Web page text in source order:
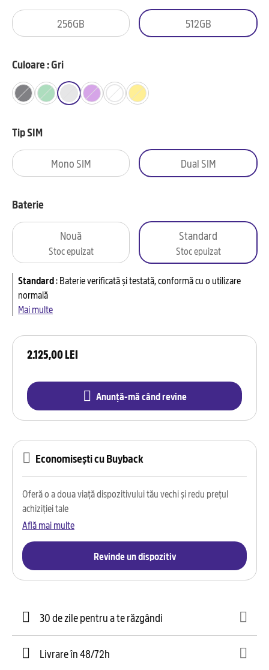
2.125,00 LEI
Anunță-mă când revine
256GB 512GB
Culoare : Gri
Tip SIM
Mono SIM Dual SIM
Baterie
Nouă
Stoc epuizat
Standard
Stoc epuizat
Standard:Baterie verificată și testată, conformă cu o utilizare
normală
Mai multe
Economisești cu Buyback
Oferă o a doua viață dispozitivului tău vechi și redu prețul
achiziției tale
Află mai multe
Revinde un dispozitiv
30 de zile pentru a te răzgândi
Livrare în 48/72h